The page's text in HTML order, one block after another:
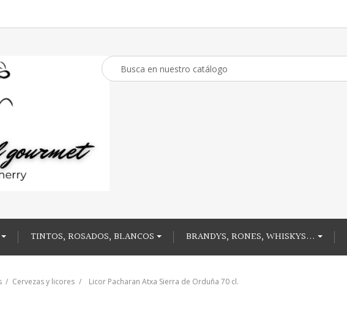
TINTOS, ROSADOS, BLANCOS BRANDYS, RONES, WHISKYS...
Cervezas y licores Licor Pacharan Atxa Sierra de Orduña 70 cl.